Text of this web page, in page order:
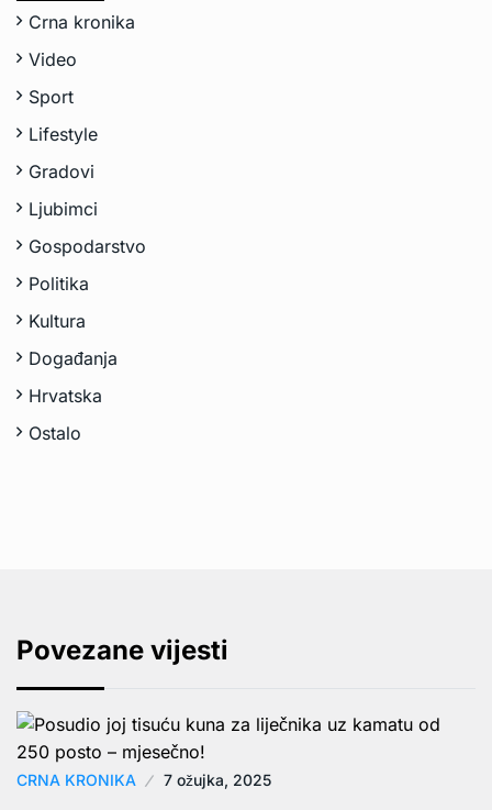
Crna kronika
Video
Sport
Lifestyle
Gradovi
Ljubimci
Gospodarstvo
Politika
Kultura
Događanja
Hrvatska
Ostalo
Povezane vijesti
CRNA KRONIKA 7 ožujka, 2025